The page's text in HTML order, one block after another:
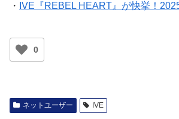
・ IVE『REBEL HEART』が快挙！
0
ネットユーザー IVE